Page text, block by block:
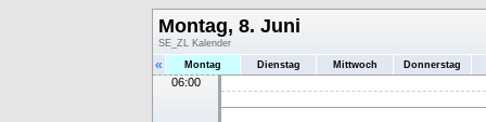
Montag, 8. Juni
SE_ZL Kalender
« Montag Dienstag Mittwoch Donnerstag
06:00